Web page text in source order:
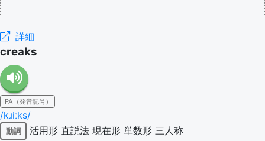
詳細
creaks
IPA（発音記号）
/kɹiːks/
動詞 活用形 直説法 現在形 単数形 三人称